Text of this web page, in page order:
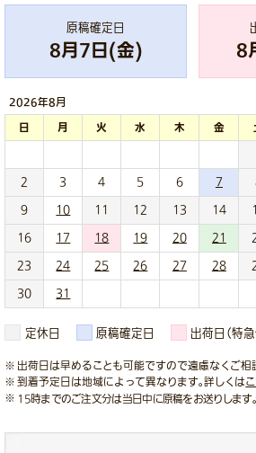
原稿確定日
8月7日(金) 8
2026年8月
日 月 火 水 木 金
2
3 4 5 6 7
9
10 11 12 13 14
16
17 18 19 20 21
23
24 25 26 27 28
30
31
定休日 原稿確定日 出荷日（特急
出荷日は早めることも可能ですので遠慮なくご相
到着予定日は地域によって異なります。詳しくは
15時までのご注文分は当日中に原稿をお送りします。